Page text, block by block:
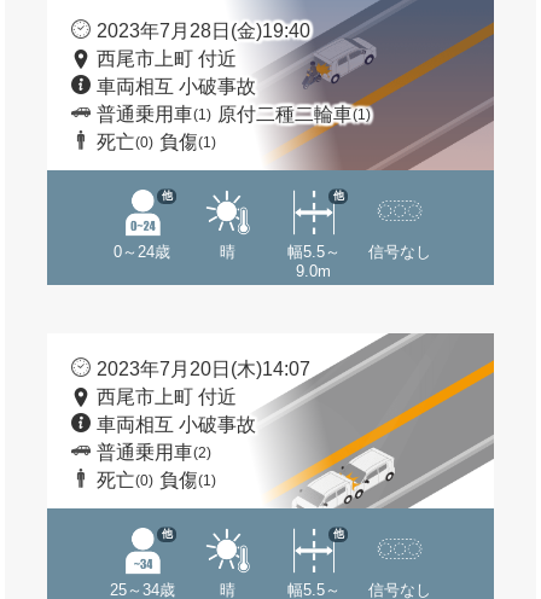
2023年7月28日(金)19:40
西尾市上町 付近
車両相互 小破事故
普通乗用車(1) 原付二種二輪車(1)
死亡(0) 負傷(1)
0～24歳
他
晴
幅5.5～
9.0m
他
信号なし
2023年7月20日(木)14:07
西尾市上町 付近
車両相互 小破事故
普通乗用車(2)
死亡(0) 負傷(1)
25～34歳
他
晴
幅5.5～
他
信号なし